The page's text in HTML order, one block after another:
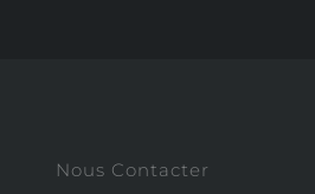
Nous Contacter